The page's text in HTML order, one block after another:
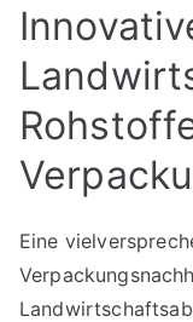
Eine